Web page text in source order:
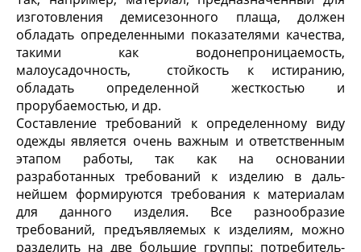
изготовления демисезонного плаща, должен
обладать определенными показателями качества,
такими как водонепроницаемость,
малоусадочность, стойкость к истиранию,
обладать определенной жесткостью и
прорубаемостью, и др.
Составление требований к определенному виду
одежды является очень важным и ответственным
этапом работы, так как на основании
разработанных требований к изделию в даль­
нейшем формируются требования к материалам
для данного изделия. Все разнообразие
требований, предъявляемых к из­делиям, можно
разделить на две большие группы: потребитель­